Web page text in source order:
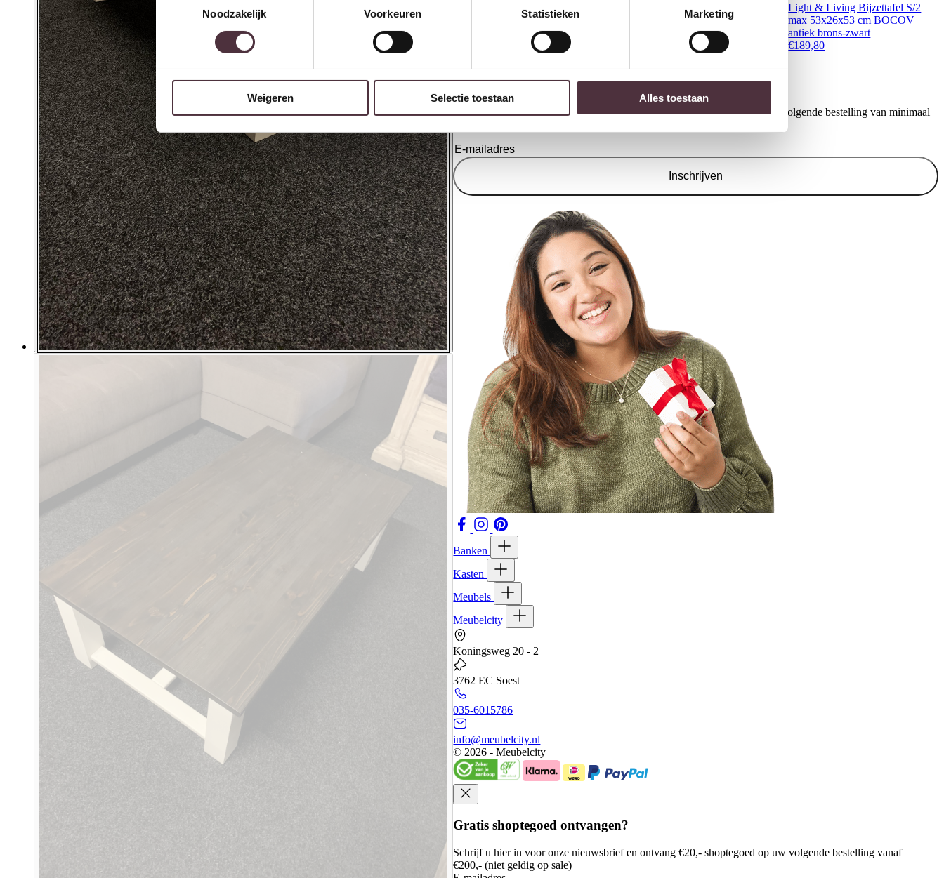
Noodzakelijk
Voorkeuren Statistieken Marketing
Weigeren Selectie toestaan Alles toestaan
Richmond Interiors Bijzettafel
Willox beige including glass
Light & Living Bijzettafel
60x60x41 cm ABALA koper-
Light & Living Bijzettafel S/2
max 53x26x53 cm BOCOV
antiek brons-zwart
€189,80
Ontvang €20,- shoptegoed
Meldt u aan voor onze nieuwsbrief en ontvang €20,- shoptegoed voor uw volgende bestelling van minimaal
Inschrijven
Banken
Kasten
Meubels
Meubelcity
Koningsweg 20 - 2
3762 EC Soest
035-6015786
info@meubelcity.nl
© 2026 - Meubelcity
Gratis shoptegoed ontvangen?
Schrijf u hier in voor onze nieuwsbrief en ontvang €20,- shoptegoed op uw volgende bestelling vanaf
€200,- (niet geldig op sale)